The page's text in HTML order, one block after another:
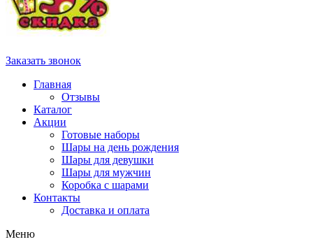
Заказать звонок
Главная
Отзывы
Каталог
Акции
Готовые наборы
Шары на день рождения
Шары для девушки
Шары для мужчин
Коробка с шарами
Контакты
Доставка и оплата
Меню